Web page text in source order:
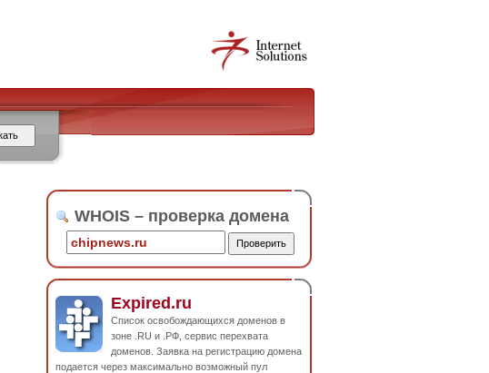
WHOIS – проверка домена
Expired.ru
Список освобождающихся доменов в
зоне .RU и .РФ, сервис перехвата
доменов. Заявка на регистрацию домена
подается через максимально возможный пул